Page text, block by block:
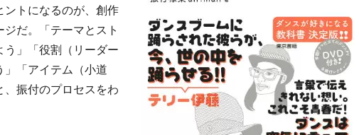
トになるのが、創作
だ。「テーマとスト
」「役割（リーダー
「アイテム（小道
振付のプロセスをわ